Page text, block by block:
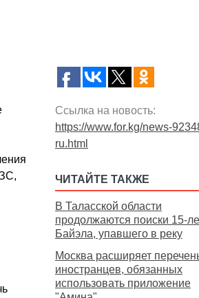
Ссылка на новость:
https://www.for.kg/news-
ru.html
ЧИТАЙТЕ ТАКЖЕ
В Таласской области
продолжаются поиски 15-
Байэла, упавшего в реку
Москва расширяет
иностранцев, обязанных
использовать приложение